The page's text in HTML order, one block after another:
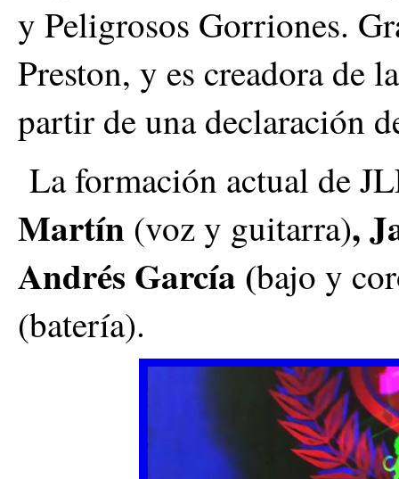
y Peligrosos Gorriones.
Preston, y es creadora de
partir de una declaración
La formación actual de
Martín (voz y guitarra),
Andrés García (bajo y
(batería).